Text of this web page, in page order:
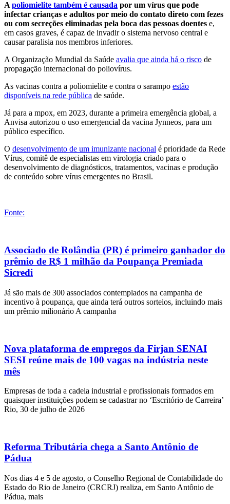
A poliomielite também é causada por um vírus que pode
infectar crianças e adultos por meio do contato direto com fezes
ou com secreções eliminadas pela boca das pessoas doentes e,
em casos graves, é capaz de invadir o sistema nervoso central e
causar paralisia nos membros inferiores.
A Organização Mundial da Saúde avalia que ainda há o risco de
propagação internacional do poliovírus.
As vacinas contra a poliomielite e contra o sarampo estão
disponíveis na rede pública de saúde.
Já para a mpox, em 2023, durante a primeira emergência global, a
Anvisa autorizou o uso emergencial da vacina Jynneos, para um
público específico.
O desenvolvimento de um imunizante nacional é prioridade da Rede
Vírus, comitê de especialistas em virologia criado para o
desenvolvimento de diagnósticos, tratamentos, vacinas e produção
de conteúdo sobre vírus emergentes no Brasil.
Fonte:
Associado de Rolândia (PR) é primeiro ganhador do
prêmio de R$ 1 milhão da Poupança Premiada
Sicredi
Já são mais de 300 associados contemplados na campanha de
incentivo à poupança, que ainda terá outros sorteios, incluindo mais
um prêmio milionário A campanha
Nova plataforma de empregos da Firjan SENAI
SESI reúne mais de 100 vagas na indústria neste
mês
Empresas de toda a cadeia industrial e profissionais formados em
quaisquer instituições podem se cadastrar no ‘Escritório de Carreira’
Rio, 30 de julho de 2026
Reforma Tributária chega a Santo Antônio de
Pádua
Nos dias 4 e 5 de agosto, o Conselho Regional de Contabilidade do
Estado do Rio de Janeiro (CRCRJ) realiza, em Santo Antônio de
Pádua, mais